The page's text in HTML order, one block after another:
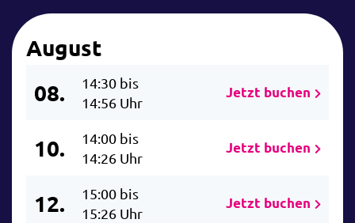
August
08.
14:30 bis
14:56 Uhr
Jetzt buchen
10.
14:00 bis
14:26 Uhr
Jetzt buchen
12.
15:00 bis
15:26 Uhr
Jetzt buchen